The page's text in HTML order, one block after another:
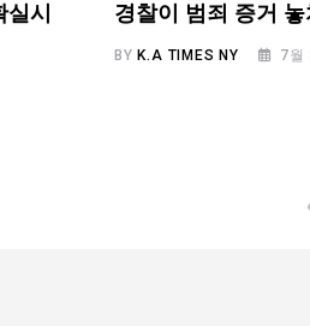
시 경찰이 범죄 증거
BY K.A TIMES NY 7월